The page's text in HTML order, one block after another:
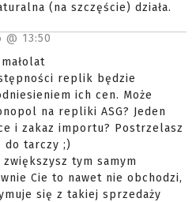
(na szczęście) działa.
@ 13:50
replik będzie
ich cen. Może
na repliki ASG? Jeden
i zakaz importu? Postrzelasz
do tarczy ;)
tym samym
Cie to nawet nie obchodzi,
się z takiej sprzedaży